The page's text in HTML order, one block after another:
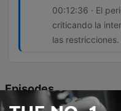
00:12:36 · El
criticando la
las restricciones.
Episodes